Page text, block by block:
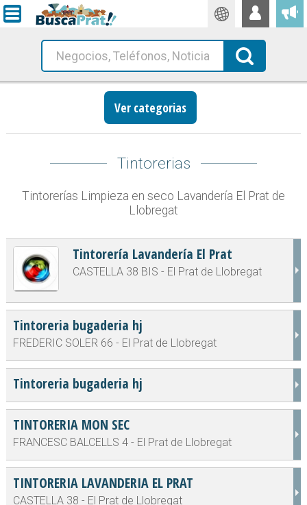
Traductor
Busca!
Ver categorias
Tintorerias
Tintorerías Limpieza en seco Lavandería El Prat de
Llobregat
Tintorería Lavandería El Prat
CASTELLA 38 BIS - El Prat de Llobregat
Tintoreria bugaderia hj
FREDERIC SOLER 66 - El Prat de Llobregat
Tintoreria bugaderia hj
TINTORERIA MON SEC
FRANCESC BALCELLS 4 - El Prat de Llobregat
TINTORERIA LAVANDERIA EL PRAT
CASTELLA 38 - El Prat de Llobregat